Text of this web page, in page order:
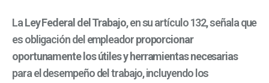
LaLey Federal del Trabajo, en su artículo 132, señala que
es obligación del empleadorproporcionar
oportunamente los útiles y herramientas necesarias
para el desempeño del trabajo, incluyendo los